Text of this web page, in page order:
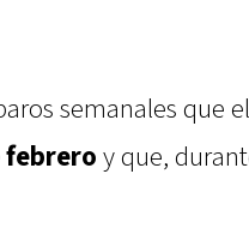
semanales que el
febreroy que,